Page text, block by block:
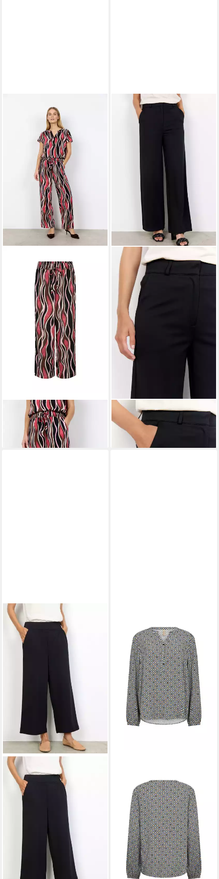
SOYACONCEPTSchlupfhose
SC-CAMMI 3-B
49,99 €
SOYACONCEPTAnzughose
SC-DANIELA 9 Materialmix
49,99 €
Langarmbluse
25,99 € UVP39,99 €
-35%